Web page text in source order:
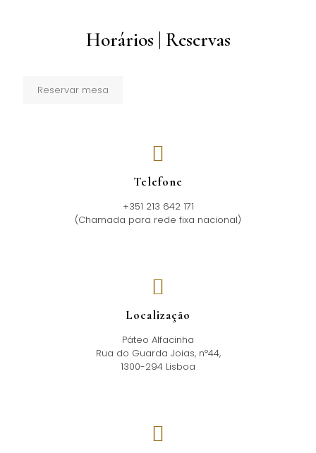
Horários | Reservas
Reservar mesa
Telefone
+351 213 642 171
(Chamada para rede fixa nacional)
Localização
Páteo Alfacinha
Rua do Guarda Joias, nº44,
1300-294 Lisboa